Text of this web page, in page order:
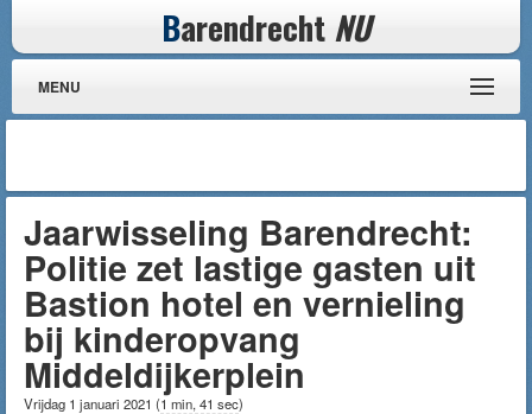
Barendrecht NU
MENU
Jaarwisseling Barendrecht:
Politie zet lastige gasten uit
Bastion hotel en vernieling
bij kinderopvang
Middeldijkerplein
Vrijdag 1 januari 2021 (1 min, 41 sec)